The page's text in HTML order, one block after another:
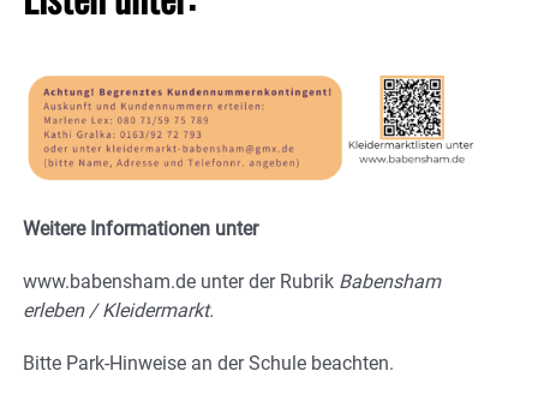
Weitere Informationen unter
www.babensham.de unter der Rubrik Babensham
erleben / Kleidermarkt.
Bitte Park-Hinweise an der Schule beachten.